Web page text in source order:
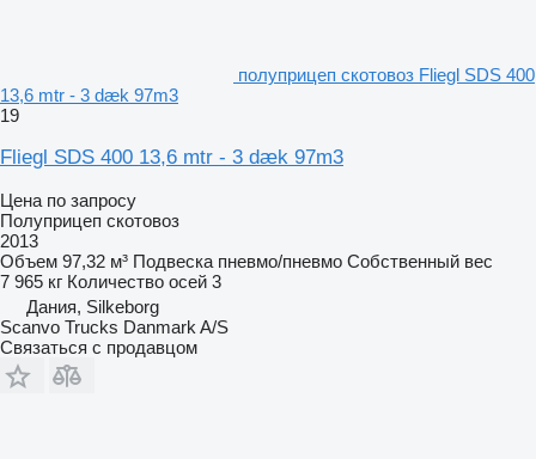
полуприцеп скотовоз Fliegl SDS 400
13,6 mtr - 3 dæk 97m3
19
Fliegl SDS 400 13,6 mtr - 3 dæk 97m3
Цена по запросу
Полуприцеп скотовоз
2013
Объем 97,32 м³ Подвеска пневмо/пневмо Собственный вес
7 965 кг Количество осей 3
Дания, Silkeborg
Scanvo Trucks Danmark A/S
Связаться с продавцом